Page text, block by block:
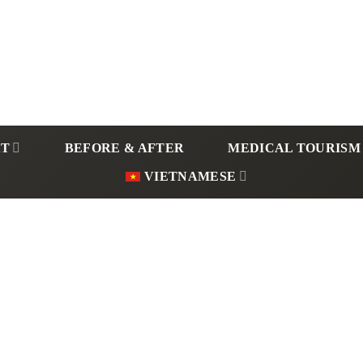
BEFORE & AFTER MEDICAL TOURISM
VIETNAMESE